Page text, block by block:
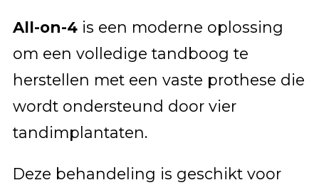
All-on-4is een moderne oplossing
om een volledige tandboog te
herstellen met een vaste prothese die
wordt ondersteund door vier
tandimplantaten.
Deze behandeling is geschikt voor